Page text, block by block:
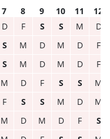
7 8 9 10 11
12
D F S S M
D
S M D M D
F
S M D M D
F
M D F S S
M
F S S M D
M
M D M D F
S